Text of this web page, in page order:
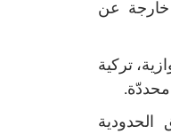
عن
تركية
محددّة.